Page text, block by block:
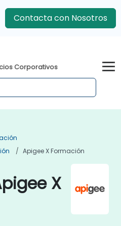
Contacta con Nosotros
Corporativos
Apigee X Formación
X